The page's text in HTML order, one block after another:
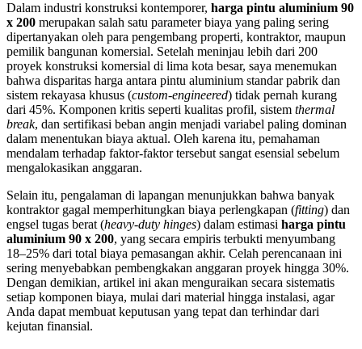
Dalam industri konstruksi kontemporer, harga pintu aluminium 90
x 200 merupakan salah satu parameter biaya yang paling sering
dipertanyakan oleh para pengembang properti, kontraktor, maupun
pemilik bangunan komersial. Setelah meninjau lebih dari 200
proyek konstruksi komersial di lima kota besar, saya menemukan
bahwa disparitas harga antara pintu aluminium standar pabrik dan
sistem rekayasa khusus (custom-engineered) tidak pernah kurang
dari 45%. Komponen kritis seperti kualitas profil, sistem thermal
break, dan sertifikasi beban angin menjadi variabel paling dominan
dalam menentukan biaya aktual. Oleh karena itu, pemahaman
mendalam terhadap faktor-faktor tersebut sangat esensial sebelum
mengalokasikan anggaran.
Selain itu, pengalaman di lapangan menunjukkan bahwa banyak
kontraktor gagal memperhitungkan biaya perlengkapan (fitting) dan
engsel tugas berat (heavy-duty hinges) dalam estimasi harga pintu
aluminium 90 x 200, yang secara empiris terbukti menyumbang
18–25% dari total biaya pemasangan akhir. Celah perencanaan ini
sering menyebabkan pembengkakan anggaran proyek hingga 30%.
Dengan demikian, artikel ini akan menguraikan secara sistematis
setiap komponen biaya, mulai dari material hingga instalasi, agar
Anda dapat membuat keputusan yang tepat dan terhindar dari
kejutan finansial.